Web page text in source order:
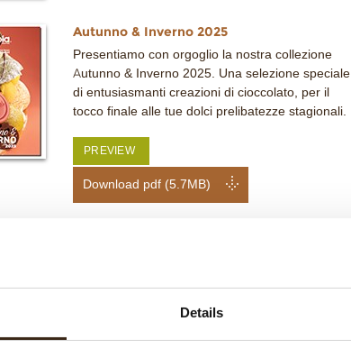
Details
Autunno & Inverno 2025
Presentiamo con orgoglio la nostra collezione
Autunno & Inverno 2025. Una selezione speciale
di entusiasmanti creazioni di cioccolato, per il
tocco finale alle tue dolci prelibatezze stagionali.
PREVIEW
Download pdf (5.7MB)
tocco finale alle tue dolci prelibatezze stagionali.